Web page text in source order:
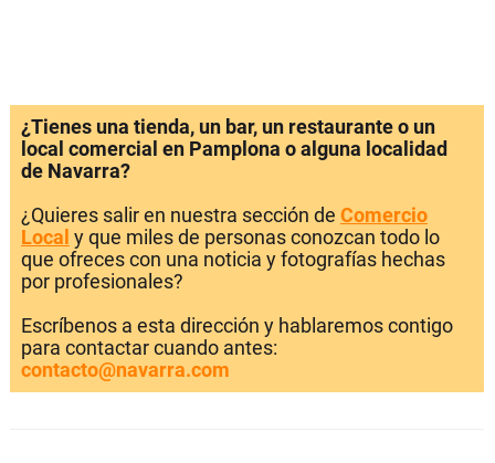
¿Tienes una tienda, un bar, un restaurante o un
local comercial en Pamplona o alguna localidad
de Navarra?
¿Quieres salir en nuestra sección de Comercio
Local y que miles de personas conozcan todo lo
que ofreces con una noticia y fotografías hechas
por profesionales?
Escríbenos a esta dirección y hablaremos contigo
para contactar cuando antes:
contacto@navarra.com